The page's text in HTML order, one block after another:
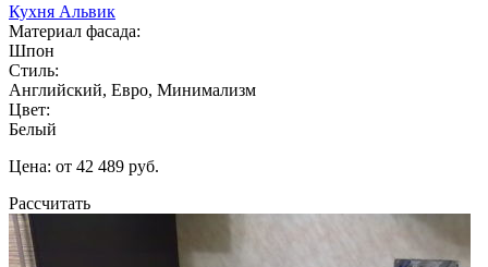
Кухня Альвик
Материал фасада:
Шпон
Стиль:
Английский, Евро, Минимализм
Цвет:
Белый
Цена: от 42 489 руб.
Рассчитать